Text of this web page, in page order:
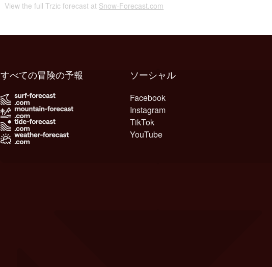
View the full Trzic forecast at Snow-Forecast.com
ソーシャル
Facebook
Instagram
TikTok
YouTube
すべての冒険の予報